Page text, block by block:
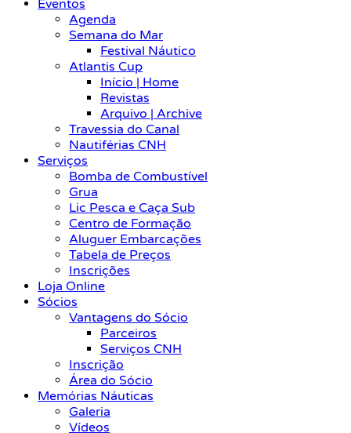
Eventos
Agenda
Semana do Mar
Festival Náutico
Atlantis Cup
Início | Home
Revistas
Arquivo | Archive
Travessia do Canal
Nautiférias CNH
Serviços
Bomba de Combustível
Grua
Lic Pesca e Caça Sub
Centro de Formação
Aluguer Embarcações
Tabela de Preços
Inscrições
Loja Online
Sócios
Vantagens do Sócio
Parceiros
Serviços CNH
Inscrição
Área do Sócio
Memórias Náuticas
Galeria
Vídeos